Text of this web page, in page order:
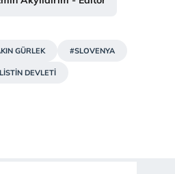
GÜRLEK #SLOVENYA
DEVLETİ